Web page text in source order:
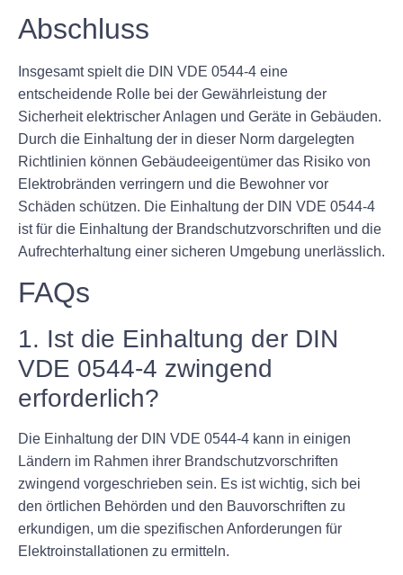
Abschluss
Insgesamt spielt die DIN VDE 0544-4 eine
entscheidende Rolle bei der Gewährleistung der
Sicherheit elektrischer Anlagen und Geräte in Gebäuden.
Durch die Einhaltung der in dieser Norm dargelegten
Richtlinien können Gebäudeeigentümer das Risiko von
Elektrobränden verringern und die Bewohner vor
Schäden schützen. Die Einhaltung der DIN VDE 0544-4
ist für die Einhaltung der Brandschutzvorschriften und die
Aufrechterhaltung einer sicheren Umgebung unerlässlich.
FAQs
1. Ist die Einhaltung der DIN
VDE 0544-4 zwingend
erforderlich?
Die Einhaltung der DIN VDE 0544-4 kann in einigen
Ländern im Rahmen ihrer Brandschutzvorschriften
zwingend vorgeschrieben sein. Es ist wichtig, sich bei
den örtlichen Behörden und den Bauvorschriften zu
erkundigen, um die spezifischen Anforderungen für
Elektroinstallationen zu ermitteln.